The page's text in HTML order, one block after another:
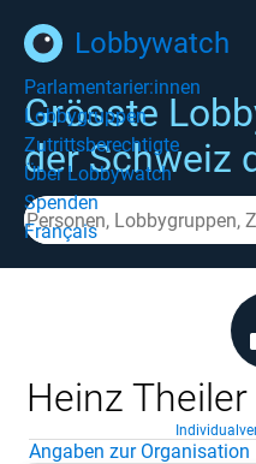
Lobbywatch
Parlamentarier:innen
Lobbygruppen
Zutrittsberechtigte
Über Lobbywatch
Spenden
Français
Grösste
der Schweiz
Heinz
Angaben zur Organisation